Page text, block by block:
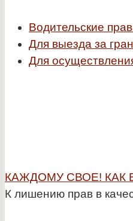
Водительские
Для выезда за
Для
КАЖДОМУ СВОЕ! КАК
К лишению прав в